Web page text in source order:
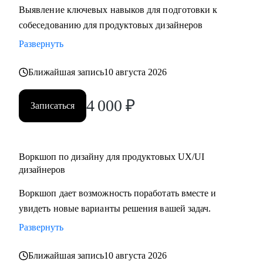
Выявление ключевых навыков для подготовки к
собеседованию для продуктовых дизайнеров
Развернуть
Ближайшая запись10 августа 2026
Записаться 4 000 ₽
Воркшоп по дизайну для продуктовых UX/UI
дизайнеров
Воркшоп дает возможность поработать вместе и
увидеть новые варианты решения вашей задач.
Развернуть
Ближайшая запись10 августа 2026